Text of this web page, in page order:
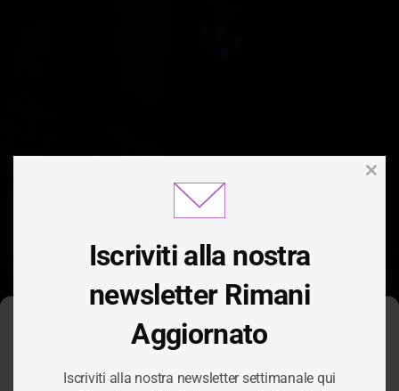
Gestisci Consenso Cookie
Iscriviti alla nostra
newsletter Rimani
Aggiornato
Iscriviti alla nostra newsletter settimanale qui